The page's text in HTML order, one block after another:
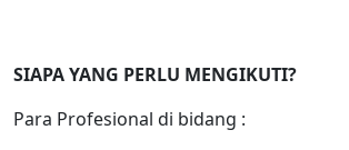
SIAPA YANG PERLU MENGIKUTI?
Para Profesional di bidang :